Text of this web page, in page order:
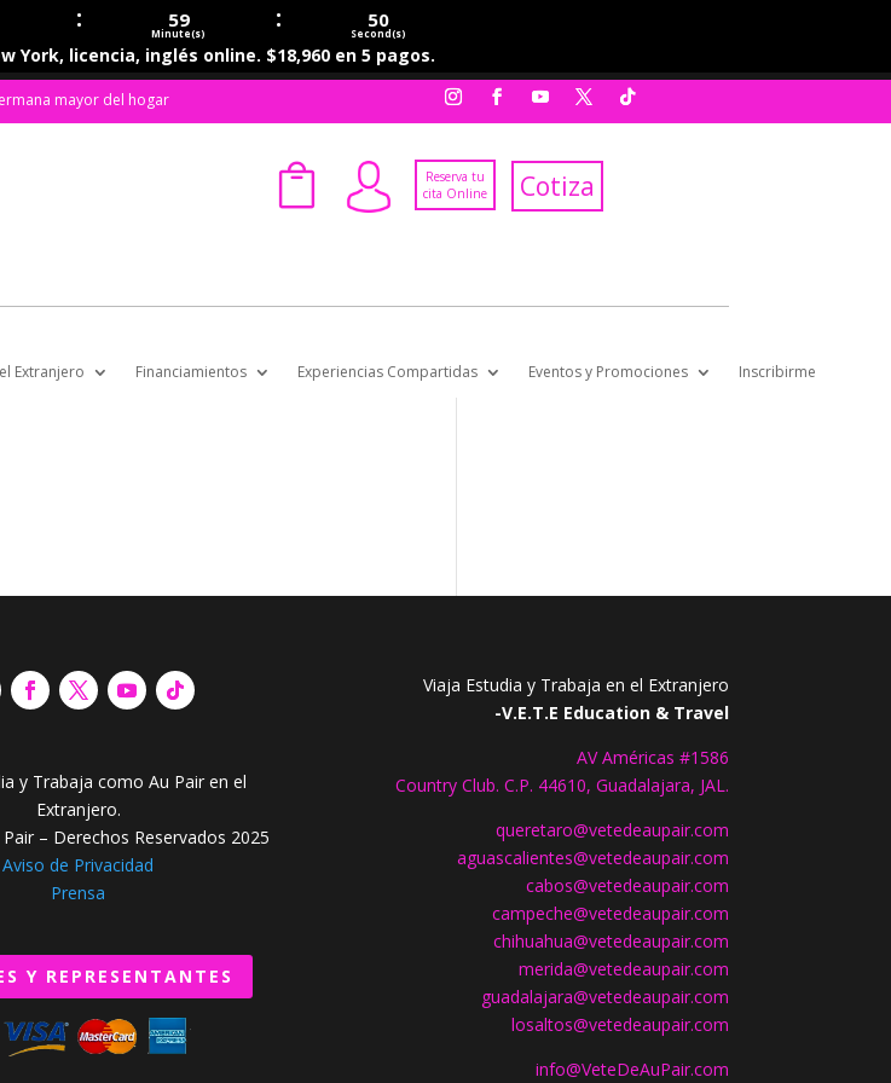
: 59
Minute(s) : 50
Second(s)
York, licencia, inglés online. $18,960 en 5 pagos.
mayor del hogar

Reserva tu
cita Online
Cotiza
Extranjero Financiamientos Experiencias Compartidas Eventos y Promociones Inscribirme
y Trabaja como Au Pair en el
Extranjero.
– Derechos Reservados 2025
Aviso de Privacidad
Prensa
Y REPRESENTANTES
Viaja Estudia y Trabaja en el Extranjero
-V.E.T.E Education & Travel
AV Américas #1586
Country Club. C.P. 44610, Guadalajara, JAL.
queretaro@vetedeaupair.com
aguascalientes@vetedeaupair.com
cabos@vetedeaupair.com
campeche@vetedeaupair.com
chihuahua@vetedeaupair.com
merida@vetedeaupair.com
guadalajara@vetedeaupair.com
losaltos@vetedeaupair.com
info@VeteDeAuPair.com